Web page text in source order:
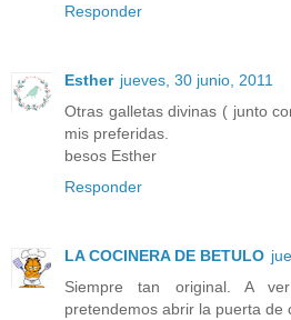
Responder
Esther jueves, 30 junio, 2011
Otras galletas divinas ( junto
mis preferidas.
besos Esther
Responder
LA COCINERA DE BETULO
Siempre tan original. A
pretendemos abrir la puerta de